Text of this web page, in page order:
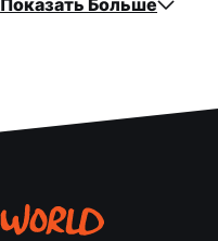
Показать Больше